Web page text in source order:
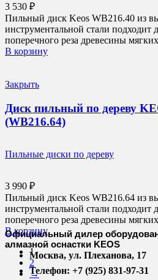
3 530 ₽
Пильный диск Keos WB216.40 из
инструментальной стали подходит
поперечного реза древесины
В корзину
Закрыть
Диск пильный по дереву
(WB216.64)
Пильные диски по дереву
3 990 ₽
Пильный диск Keos WB216.64 из
инструментальной стали подходит
поперечного реза древесины
В корзину
1
2
→
Официальный дилер
алмазной оснастки KEOS
Москва, ул. Плеханова, 17
Телефон: +7 (925) 831-97-31